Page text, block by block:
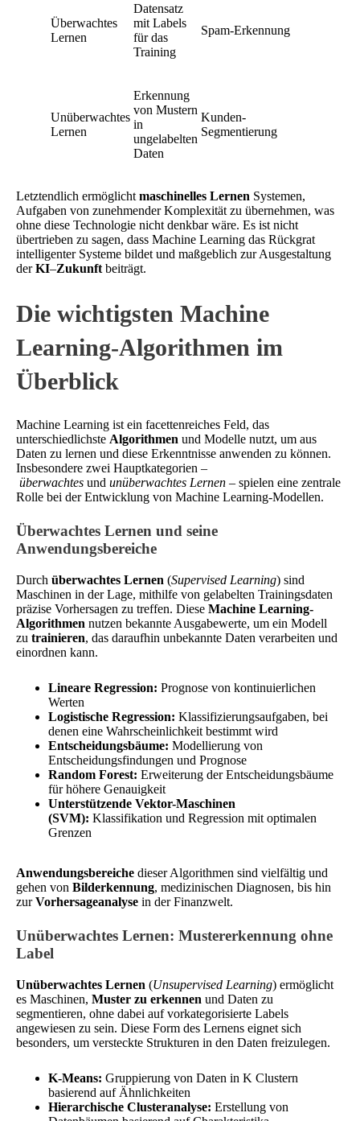
Überwachtes
Lernen
Datensatz
mit Labels
für das
Training
Spam-Erkennung
Unüberwachtes
Lernen
Erkennung
von Mustern
in
ungelabelten
Daten
Kunden-
Segmentierung
Letztendlich ermöglicht maschinelles Lernen Systemen,
Aufgaben von zunehmender Komplexität zu übernehmen, was
ohne diese Technologie nicht denkbar wäre. Es ist nicht
übertrieben zu sagen, dass Machine Learning das Rückgrat
intelligenter Systeme bildet und maßgeblich zur Ausgestaltung
derKI–Zukunft beiträgt.
Die wichtigsten Machine
Learning-Algorithmen im
Überblick
Machine Learning ist ein facettenreiches Feld, das
unterschiedlichste Algorithmen und Modelle nutzt, um aus
Daten zu lernen und diese Erkenntnisse anwenden zu können.
Insbesondere zwei Hauptkategorien –
überwachtes und unüberwachtes Lernen – spielen eine zentrale
Rolle bei der Entwicklung von Machine Learning-Modellen.
Überwachtes Lernen und seine
Anwendungsbereiche
Durch überwachtes Lernen (Supervised Learning) sind
Maschinen in der Lage, mithilfe von gelabelten Trainingsdaten
präzise Vorhersagen zu treffen. Diese Machine Learning-
Algorithmen nutzen bekannte Ausgabewerte, um ein Modell
zu trainieren, das daraufhin unbekannte Daten verarbeiten und
einordnen kann.
Lineare Regression: Prognose von kontinuierlichen
Werten
Logistische Regression: Klassifizierungsaufgaben, bei
denen eine Wahrscheinlichkeit bestimmt wird
Entscheidungsbäume: Modellierung von
Entscheidungsfindungen und Prognose
Random Forest: Erweiterung der Entscheidungsbäume
für höhere Genauigkeit
Unterstützende Vektor-Maschinen
(SVM): Klassifikation und Regression mit optimalen
Grenzen
Anwendungsbereiche dieser Algorithmen sind vielfältig und
gehen von Bilderkennung, medizinischen Diagnosen, bis hin
zurVorhersageanalyse in der Finanzwelt.
Unüberwachtes Lernen: Mustererkennung ohne
Label
Unüberwachtes Lernen (Unsupervised Learning) ermöglicht
es Maschinen, Muster zu erkennen und Daten zu
segmentieren, ohne dabei auf vorkategorisierte Labels
angewiesen zu sein. Diese Form des Lernens eignet sich
besonders, um versteckte Strukturen in den Daten freizulegen.
K-Means: Gruppierung von Daten in K Clustern
basierend auf Ähnlichkeiten
Hierarchische Clusteranalyse: Erstellung von